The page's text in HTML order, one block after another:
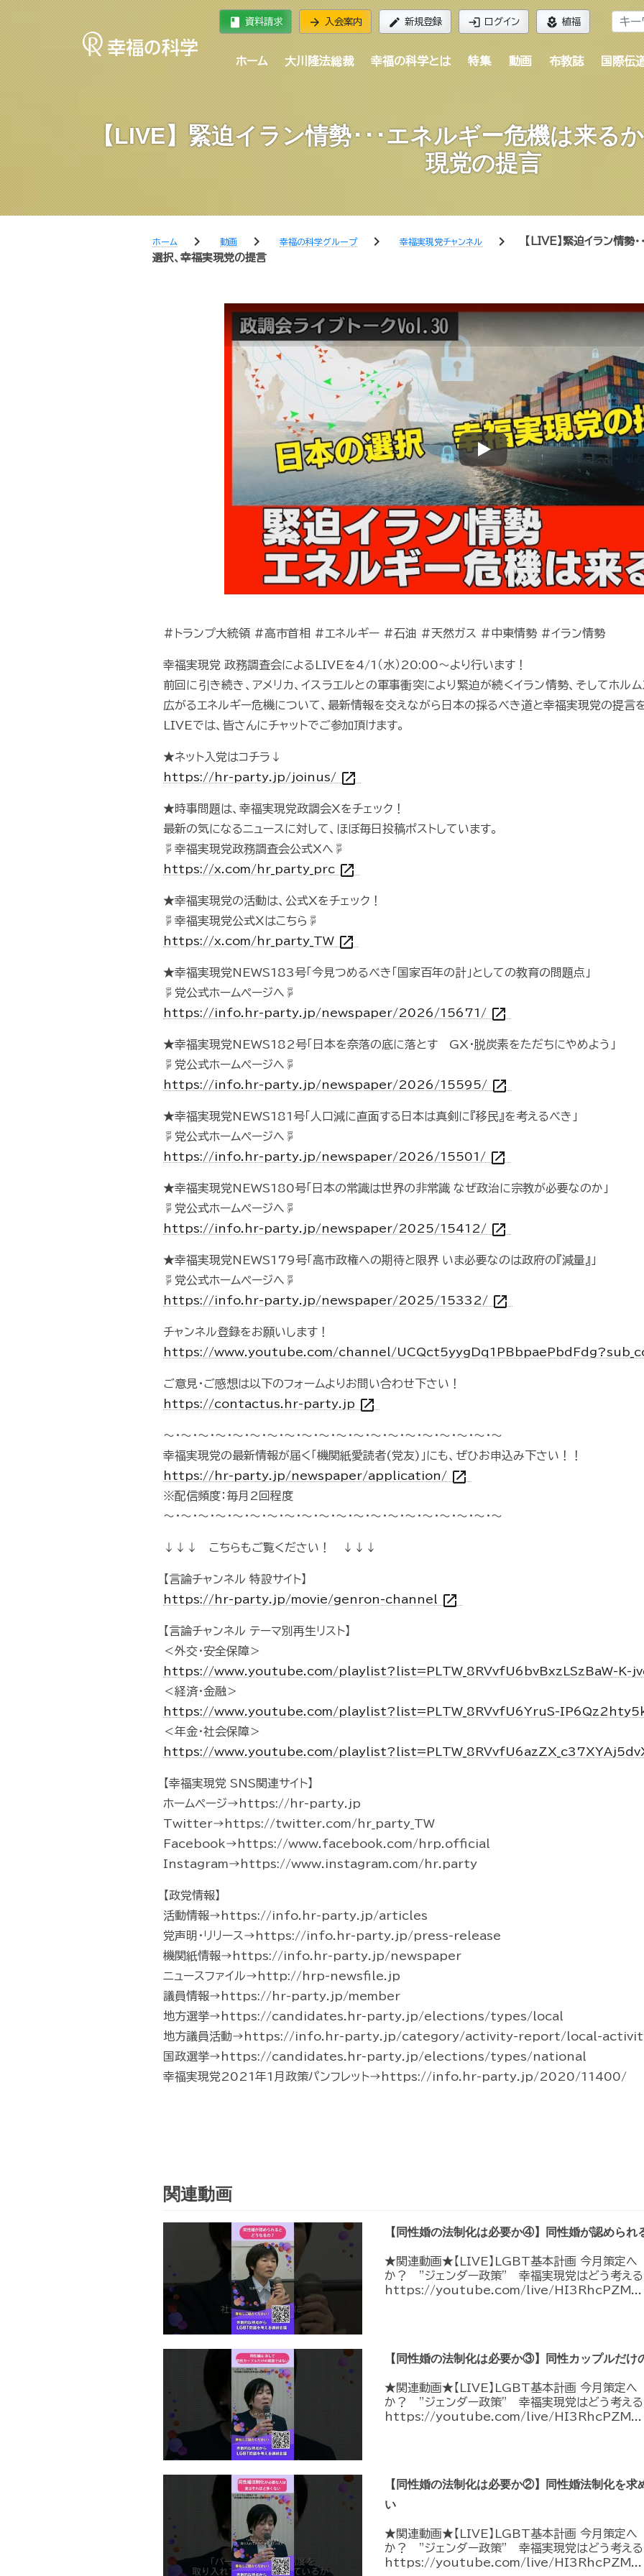
book 資料請求 arrow_forward 入会案内 edit 新規登録 login ログイン local_florist 植福
ホーム 大川隆法総裁 幸福の科学とは 特集 動画 布教誌 国際伝
【LIVE】緊迫イラン情勢･･･エネルギー危機は来る
現党の提言
ホーム chevron_right 動画 chevron_right 幸福の科学グループ chevron_right 幸福実現党チャンネル chevron_right
【LIVE】緊迫イラン情
選択、幸福実現党の提言
Play
#トランプ大統領 #高市首相 #エネルギー #石油 #天然ガス #中東情勢 #イラン情勢
幸福実現党 政務調査会によるLIVEを4/1（水）20:00〜より行います！
前回に引き続き、アメリカ、イスラエルとの軍事衝突により緊迫が続くイラン情勢、そしてホル
広がるエネルギー危機について、最新情報を交えながら日本の採るべき道と幸福実現党の提言を
LIVEでは、皆さんにチャットでご参加頂けます。
★ネット入党はコチラ↓
https://hr-party.jp/joinus/ open_in_new
★時事問題は、幸福実現党政調会Xをチェック！
最新の気になるニュースに対して、ほぼ毎日投稿ポストしています。
☟幸福実現党政務調査会公式Xへ☟
https://x.com/hr_party_prc open_in_new
★幸福実現党の活動は、公式Xをチェック！
☟幸福実現党公式Xはこちら☟
https://x.com/hr_party_TW open_in_new
★幸福実現党NEWS183号「今見つめるべき「国家百年の計」としての教育の問題点」
☟党公式ホームページへ☟
https://info.hr-party.jp/newspaper/2026/15671/ open_in_new
★幸福実現党NEWS182号「日本を奈落の底に落とす GX・脱炭素をただちにやめよう」
☟党公式ホームページへ☟
https://info.hr-party.jp/newspaper/2026/15595/ open_in_new
★幸福実現党NEWS181号「人口減に直面する日本は真剣に『移民』を考えるべき」
☟党公式ホームページへ☟
https://info.hr-party.jp/newspaper/2026/15501/ open_in_new
★幸福実現党NEWS180号「日本の常識は世界の非常識 なぜ政治に宗教が必要なのか」
☟党公式ホームページへ☟
https://info.hr-party.jp/newspaper/2025/15412/ open_in_new
★幸福実現党NEWS179号「高市政権への期待と限界 いま必要なのは政府の『減量』」
☟党公式ホームページへ☟
https://info.hr-party.jp/newspaper/2025/15332/ open_in_new
チャンネル登録をお願いします！
https://www.youtube.com/channel/
ご意見・ご感想は以下のフォームよりお問い合わせ下さい！
https://contactus.hr-party.jp open_in_new
～・～・～・～・～・～・～・～・～・～・～・～・～・～・～・～・～・～・～・～
幸福実現党の最新情報が届く「機関紙愛読者(党友)」にも、ぜひお申込み下さい！！
https://hr-party.jp/newspaper/application/ open_in_new
※配信頻度：毎月2回程度
～・～・～・～・～・～・～・～・～・～・～・～・～・～・～・～・～・～・～・～
↓↓↓ こちらもご覧ください！ ↓↓↓
【言論チャンネル 特設サイト】
https://hr-party.jp/movie/genron-channel
open_in_new
【言論チャンネル テーマ別再生リスト】
＜外交・安全保障＞
https://www.youtube.com/playlist?list=PLTW_8RVvfU6bvBxzLSzBaW-K-
＜経済・金融＞
https://www.youtube.com/playlist?list=PLTW_8RVvfU6YruS-
＜年金・社会保障＞
https://www.youtube.com/
【幸福実現党 SNS関連サイト】
ホームページ→https://hr-party.jp
Twitter→https://twitter.com/hr_party_TW
Facebook→https://www.facebook.com/hrp.official
Instagram→https://www.instagram.com/hr.party
【政党情報】
活動情報→https://info.hr-party.jp/articles
党声明・リリース→https://info.hr-party.jp/press-release
機関紙情報→https://info.hr-party.jp/newspaper
ニュースファイル→http://hrp-newsfile.jp
議員情報→https://hr-party.jp/member
地方選挙→https://candidates.hr-party.jp/elections/types/local
地方議員活動→https://info.hr-party.jp/category/activity-report/local-
国政選挙→https://candidates.hr-party.jp/elections/types/national
幸福実現党2021年1月政策パンフレット→https://info.hr-party.jp/2020/11400/
関連動画
【同性婚の法制化は必要か④】同性婚が認められ
★関連動画★【LIVE】LGBT基本計画 今月策定
か？ ”ジェンダー政策” 幸福実現党はどう考える
https://youtube.com/live/HI3RhcPZM...
【同性婚の法制化は必要か③】同性カップルだけ
★関連動画★【LIVE】LGBT基本計画 今月策定
か？ ”ジェンダー政策” 幸福実現党はどう考える
https://youtube.com/live/HI3RhcPZM...
【同性婚の法制化は必要か②】同性婚法制化を求
い
★関連動画★【LIVE】LGBT基本計画 今月策定
か？ ”ジェンダー政策” 幸福実現党はどう考える
https://youtube.com/live/HI3RhcPZM...